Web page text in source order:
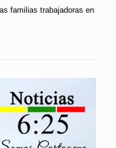
familias trabajadoras en